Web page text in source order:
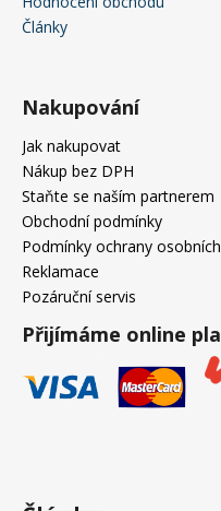
Články
Nakupování
Jak nakupovat
Nákup bez DPH
Staňte se naším partnerem
Obchodní podmínky
Podmínky ochrany
Reklamace
Pozáruční servis
Přijímáme online